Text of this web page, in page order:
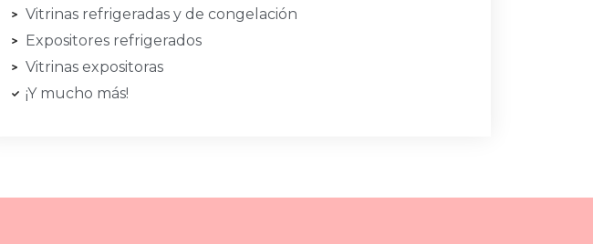
Vitrinas refrigeradas y de congelación
Expositores refrigerados
Vitrinas expositoras
¡Y mucho más!